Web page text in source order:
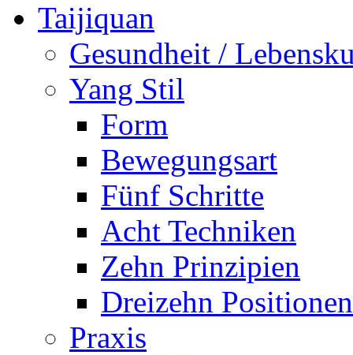
Taijiquan
Gesundheit /
Yang Stil
Form
Bewegungsart
Fünf Schritte
Acht Techniken
Zehn Prinzipien
Dreizehn Positionen
Praxis